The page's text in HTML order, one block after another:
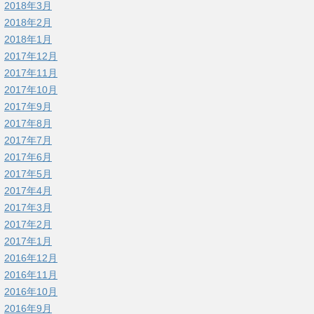
2018年3月
2018年2月
2018年1月
2017年12月
2017年11月
2017年10月
2017年9月
2017年8月
2017年7月
2017年6月
2017年5月
2017年4月
2017年3月
2017年2月
2017年1月
2016年12月
2016年11月
2016年10月
2016年9月